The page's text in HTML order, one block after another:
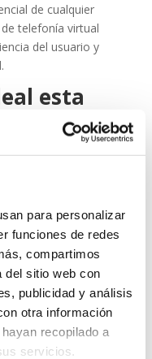
para personalizar
funciones de redes
compartimos
del sitio web con
publicidad y análisis
otra información
recopilado a
servicios.
de cualquier
telefonía virtual
del usuario y
esta
o en remoto.
agilidad y
marketing
atención al cliente.
es que cuentes